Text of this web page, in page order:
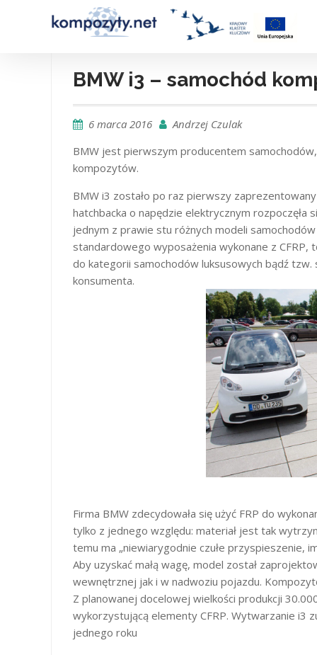
BMW i3 – samochód
6 marca 2016
Andrzej Czulak
BMW jest pierwszym producentem
kompozytów.
BMW i3 zostało po raz pierwszy
hatchbacka o napędzie elektrycznym
jednym z prawie stu różnych modeli
standardowego wyposażenia wykonane z CFRP,
do kategorii samochodów luksusowych bądź
konsumenta.
Firma BMW zdecydowała się użyć FRP do
tylko z jednego względu: materiał jest tak
temu ma „niewiarygodnie czułe przyspieszenie,
Aby uzyskać małą wagę, model został
wewnętrznej jak i w nadwoziu pojazdu.
Z planowanej docelowej wielkości produkcji
wykorzystującą elementy CFRP. Wytwarzanie i3
jednego roku